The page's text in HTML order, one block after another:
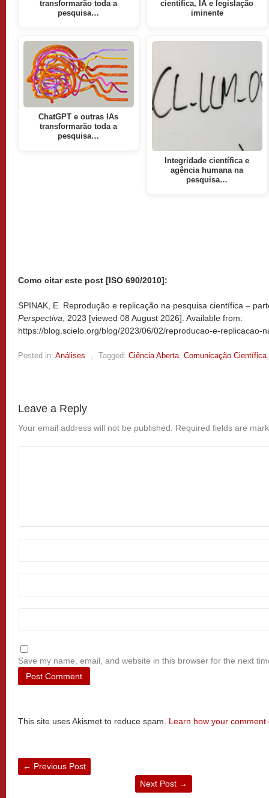
transformarão toda a
pesquisa…
ChatGPT e outras IAs
transformarão toda a
pesquisa…
científica, IA e legislação
iminente
Integridade científica e
agência humana na
pesquisa…
Como citar este post [ISO 690/2010]:
SPINAK, E. Reprodução e replicação na pesquisa científica –
Perspectiva , 2023 [viewed 08 August 2026]. Available from:
https://blog.scielo.org/blog/2023/06/02/reproducao-e-replicacao-
Posted in: Análises Tagged: Ciência Aberta Comunicação Científica
Leave a Reply
Your email address will not be published. Required fields are
Save my name, email, and website in this browser for the next
This site uses Akismet to reduce spam. Learn how your
← Previous Post
Next Post →